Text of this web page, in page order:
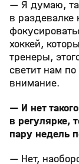
— Я думаю,
в
хоккей,
тренеры,
светит нам
внимание.
— И нет
в регулярке,
пару недель
— Нет,